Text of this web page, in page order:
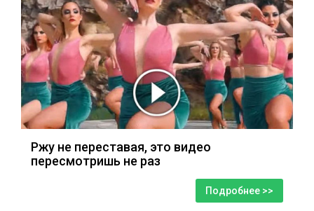
Ржу не переставая, это видео
пересмотришь не раз
Подробнее >>